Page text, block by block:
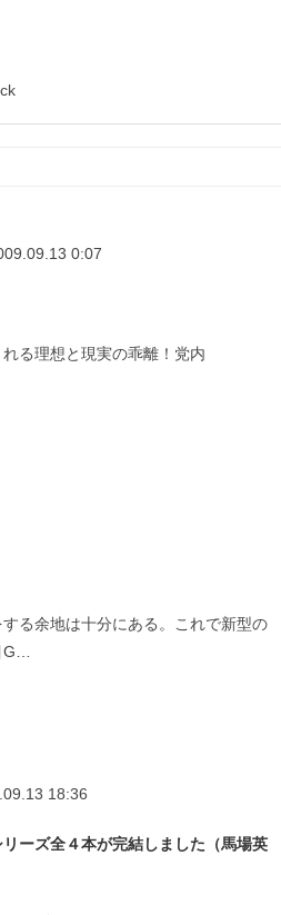
0:07
る理想と現実の乖離！党内
る余地は十分にある。これで新型の
G…
18:36
ーズ全４本が完結しました（馬場英